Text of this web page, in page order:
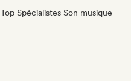
Top Spécialistes Son musique